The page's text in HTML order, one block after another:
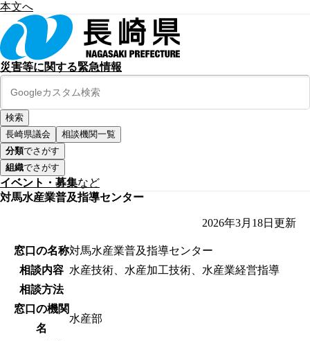
本文へ
災害等に関する緊急情報
長崎県議会
相談機関一覧
分類でさがす
組織でさがす
イベント・募集など
対馬水産業普及指導センター
2026年3月18日 更新
窓口の名称対馬水産業普及指導センター
相談内容 水産技術、水産加工技術、水産業経営指導
相談方法
窓口の機関
名
水産部